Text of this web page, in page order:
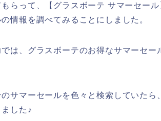
らって、【グラスボーテ サマーセー
情報を調べてみることにしました。
は、グラスボーテのお得なサマーセー
サマーセールを色々と検索していたら
した♪